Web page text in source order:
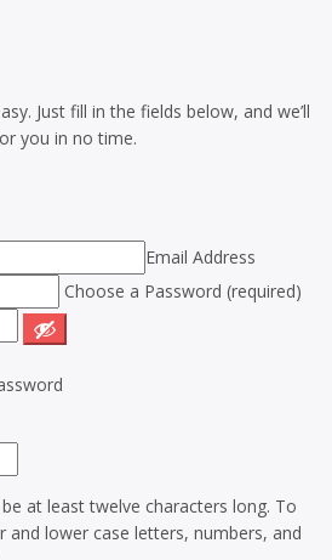
Just fill in the fields below, and we’ll
you in no time.
Email Address
Choose a Password (required)
at least twelve characters long. To
and lower case letters, numbers, and